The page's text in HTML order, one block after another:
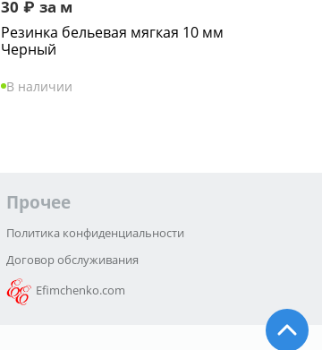
30 ₽ за м
Резинка бельевая мягкая 10 мм
Черный
В наличии
Прочее
Политика конфиденциальности
Договор обслуживания
Efimchenko.com